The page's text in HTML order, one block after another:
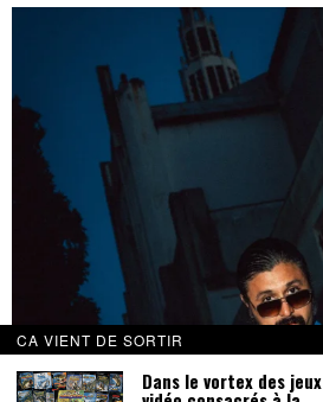
CA VIENT DE SORTIR
Dans le vortex des jeux